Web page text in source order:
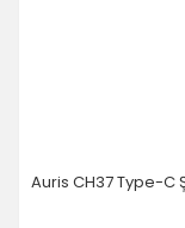
Auris CH37 Type-C